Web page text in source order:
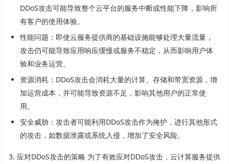
DDoS攻击可能导致整个云平台的服务中断或性能下降，影响所
有客户的使用体验。
性能问题：即使云服务提供商的基础设施能够处理大量流量，
攻击仍可能导致应用响应缓慢或服务不稳定，从而影响用户体
验和业务运营。
资源消耗：DDoS攻击会消耗大量的计算、存储和带宽资源，增
加运营成本，并可能导致资源不足，影响其他用户的正常使
用。
安全威胁：攻击者可能利用DDoS攻击作为掩护，进行其他形式
的攻击，如数据泄露或系统入侵，增加了安全风险。
3. 应对DDoS攻击的策略 为了有效应对DDoS攻击，云计算服务提供